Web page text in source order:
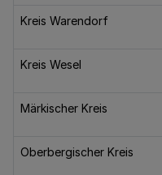
Kreis Warendorf
Kreis Wesel
Märkischer Kreis
Oberbergischer Kreis